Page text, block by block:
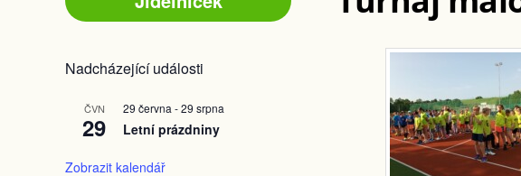
Nadcházející události
ČVN
29
29 června -29 srpna
Letní prázdniny
Zobrazit kalendář